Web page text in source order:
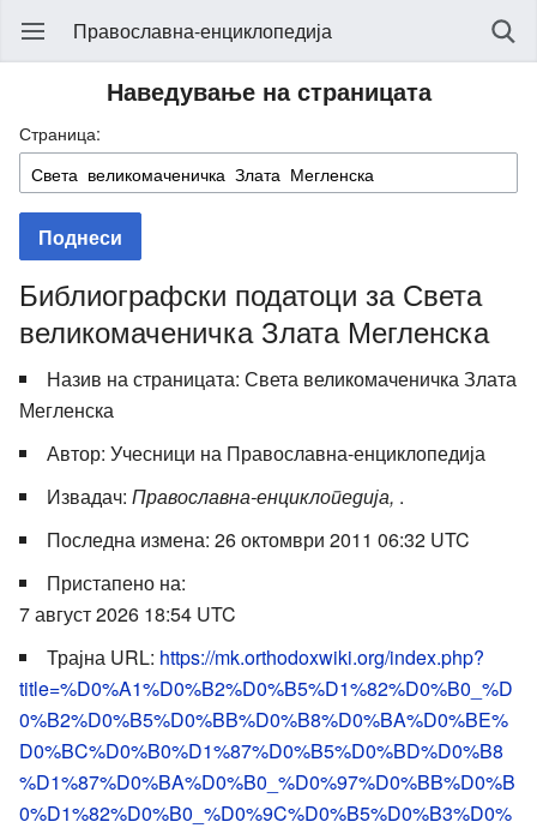
Православна-енциклопедија
Наведување на страницата
Страница:
Поднеси
Библиографски податоци за Света
великомаченичка Злата Мегленска
Назив на страницата: Света великомаченичка Злата
Мегленска
Автор: Учесници на Православна-енциклопедија
Извадач: Православна-енциклопедија, .
Последна измена: 26 октомври 2011 06:32 UTC
Пристапено на:
7 август 2026 18:54 UTC
Трајна URL: https://mk.orthodoxwiki.org/index.php?
title=%D0%A1%D0%B2%D0%B5%D1%82%D0%B0_%D
0%B2%D0%B5%D0%BB%D0%B8%D0%BA%D0%BE%
D0%BC%D0%B0%D1%87%D0%B5%D0%BD%D0%B8
%D1%87%D0%BA%D0%B0_%D0%97%D0%BB%D0%B
0%D1%82%D0%B0_%D0%9C%D0%B5%D0%B3%D0%